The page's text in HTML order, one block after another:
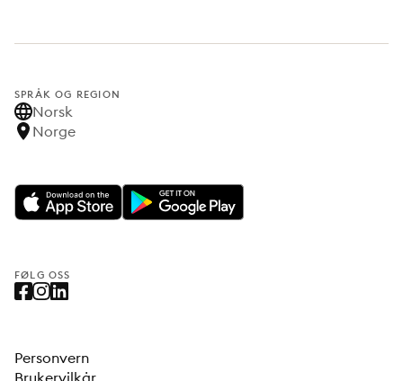
SPRÅK OG REGION
Norsk
Norge
FØLG OSS
Personvern
Brukervilkår